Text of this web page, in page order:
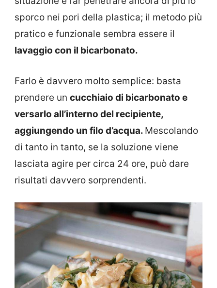
sporco nei pori della plastica; il metodo più
pratico e funzionale sembra essere il
lavaggio con il bicarbonato.
Farlo è davvero molto semplice: basta
prendere un cucchiaio di bicarbonato e
versarlo all’interno del recipiente,
aggiungendo un filo d’acqua. Mescolando
di tanto in tanto, se la soluzione viene
lasciata agire per circa 24 ore, può dare
risultati davvero sorprendenti.